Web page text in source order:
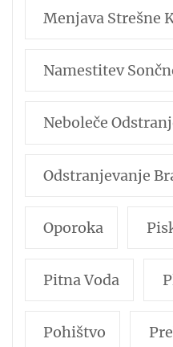
Menjava Strešne
Namestitev
Neboleče
Odstranjevanje
Oporoka
Pitna Voda
Pohištvo